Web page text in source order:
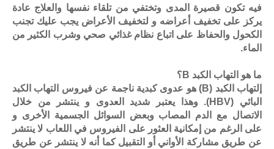
فيه تكون قصيرة المدى وتختفي من تلقاء نفسها والعلاج عادة
يركز على تخفيف أعراضه و لتخفيف الأعراض يجب عليك تجنب
الكحول والحفاظ على اتباع نظام غذائي صحي وشرب الكثير من
الماء.
ما هو التهاب الكبد B؟
إلتهاب الكبد (B) هو عدوى كبدية ناجمة عن فيروس التهاب الكبد
البائي (HBV). وهذا يعتبر شديد العدوى و ينتشر من خلال
الاتصال مع الدم المصاب وبعض السوائل الجسمية الأخرى و
على الرغم من إمكانية العثور على الفيروس في اللعاب لا ينتشر
عن طريق مشاركة الأواني أو التقبيل كما أنه لا ينتشر عن طريق